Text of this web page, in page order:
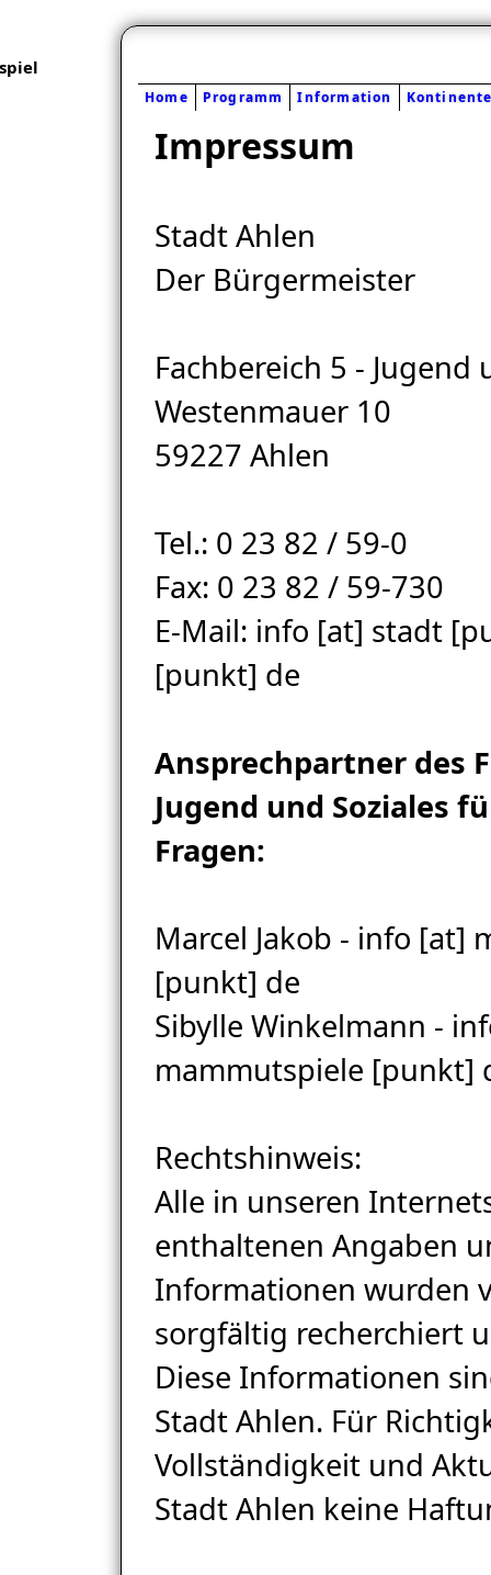
Home Programm Information
Impressum
Stadt Ahlen
Der Bürgermeister
Fachbereich 5 - Jugend
Westenmauer 10
59227 Ahlen
Tel.: 0 23 82 / 59-0
Fax: 0 23 82 / 59-730
E-Mail: info [at] stadt
[punkt] de
Ansprechpartner des
Jugend und Soziales
Fragen:
Marcel Jakob - info [at]
[punkt] de
Sibylle Winkelmann -
mammutspiele [punkt]
Rechtshinweis:
Alle in unseren
enthaltenen Angaben
Informationen wurden
sorgfältig recherchiert
Diese Informationen
Stadt Ahlen. Für
Vollständigkeit und
Stadt Ahlen keine